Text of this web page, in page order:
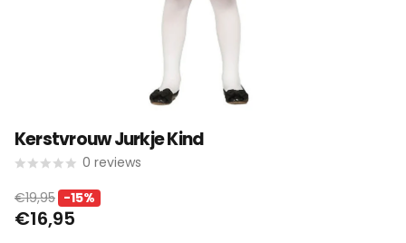
Kerstvrouw Jurkje Kind
0 reviews
€19,95 -15%
€16,95